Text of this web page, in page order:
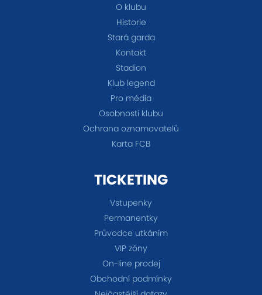
O klubu
Historie
Stará garda
Kontakt
Stadion
Klub legend
Pro média
Osobnosti klubu
Ochrana oznamovatelů
Karta FCB
TICKETING
Vstupenky
Permanentky
Průvodce utkáním
VIP zóny
On-line prodej
Obchodní podmínky